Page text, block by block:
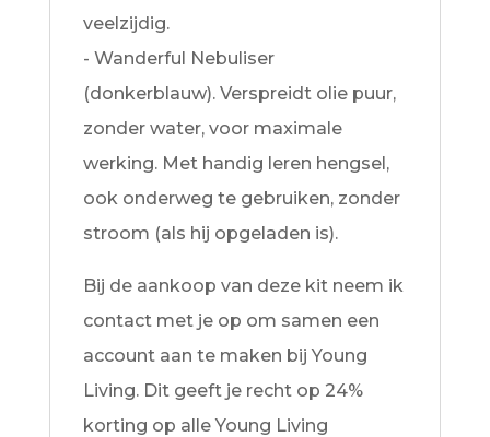
veelzijdig.
- Wanderful Nebuliser
(donkerblauw). Verspreidt olie puur,
zonder water, voor maximale
werking. Met handig leren hengsel,
ook onderweg te gebruiken, zonder
stroom (als hij opgeladen is).
Bij de aankoop van deze kit neem ik
contact met je op om samen een
account aan te maken bij Young
Living. Dit geeft je recht op 24%
korting op alle Young Living